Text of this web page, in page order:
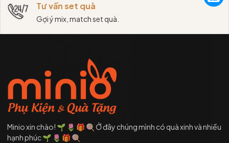
Tư vấn set quà
Gợi ý mix, match set quà.
Minio xin chào! 🌱 🌷 🎁 🍭 Ở đây chúng mình có quà xinh và nhiều
hạnh phúc 🌱 🌷 🎁 🍭